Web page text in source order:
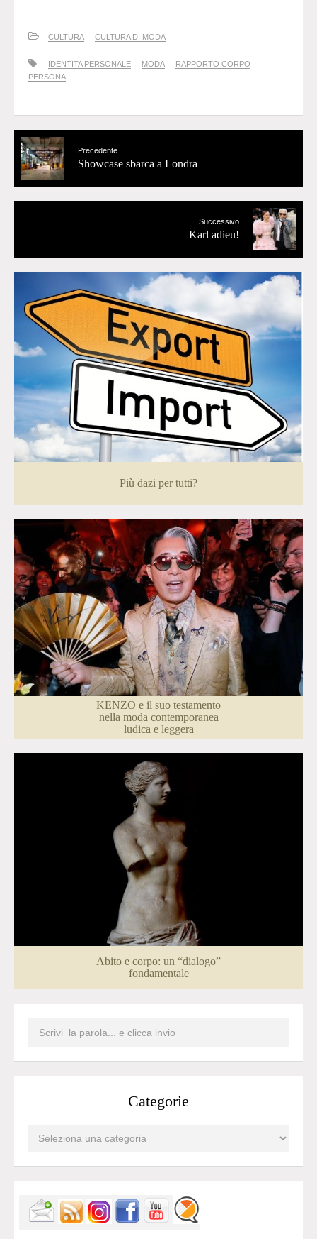
CULTURA CULTURA DI MODA
IDENTITA PERSONALE MODA
RAPPORTO CORPO
PERSONA
Precedente
Showcase sbarca a Londra
Successivo
Karl adieu!
Più dazi per tutti?
KENZO e il suo testamento
nella moda contemporanea
ludica e leggera
Abito e corpo: un “dialogo”
fondamentale
Categorie